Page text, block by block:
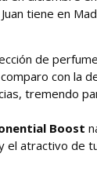
tiene en
de
con la
tremendo
Boost
el atractivo de